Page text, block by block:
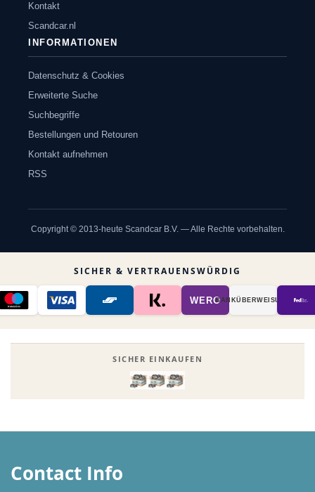
Kontakt
Scandcar.nl
INFORMATIONEN
Datenschutz & Cookies
Erweiterte Suche
Suchbegriffe
Bestellungen und Retouren
Kontakt aufnehmen
RSS
Copyright © 2013-heute Scandcar B.V. — Alle Rechte vorbehalten.
SICHER & VERTRAUENSWÜRDIG
WEROBANK­ÜBER­WEISUNG
SICHER EINKAUFEN
Contact Info